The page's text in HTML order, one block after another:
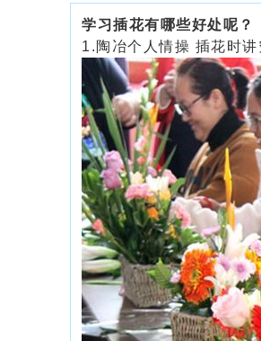
学习插花有哪些好处呢？
1. 陶冶个人情操 插花时讲